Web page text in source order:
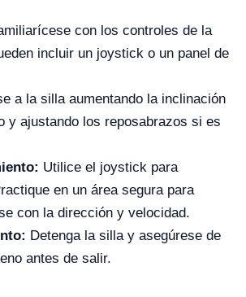
con los controles de la
incluir un joystick o un panel de
a la silla aumentando la inclinación
y ajustando los reposabrazos si es
Utilice el joystick para
en un área segura para
con la dirección y velocidad.
Detenga la silla y asegúrese de
antes de salir.